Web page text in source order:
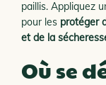
paillis. Appliquez
pour les protéger
et de la
Où se